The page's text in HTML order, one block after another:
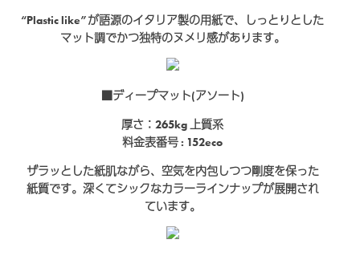
“Plastic like”が語源のイタリア製の用紙で、しっとりとした
マット調でかつ独特のヌメリ感があります。
■ディープマット(アソート)
厚さ：265kg 上質系
料金表番号 : 152eco
ザラッとした紙肌ながら、空気を内包しつつ剛度を保った
紙質です。深くてシックなカラーラインナップが展開され
ています。